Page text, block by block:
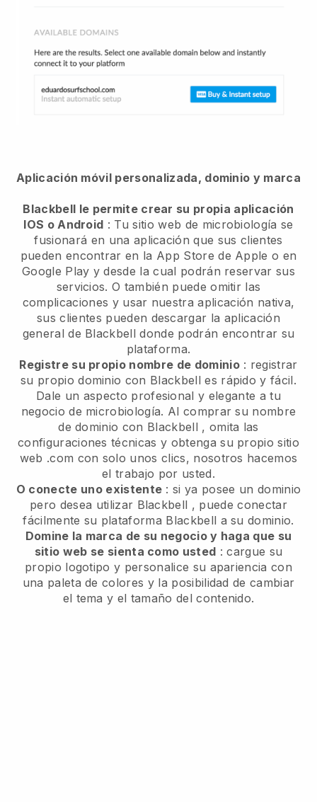
Aplicación móvil personalizada, dominio y marca
Blackbell le permite crear su propia aplicación
IOS o Android : Tu sitio web de microbiología se
fusionará en una aplicación que sus clientes
pueden encontrar en la App Store de Apple o en
Google Play y desde la cual podrán reservar sus
servicios. O también puede omitir las
complicaciones y usar nuestra aplicación nativa,
sus clientes pueden descargar la aplicación
general de Blackbell donde podrán encontrar su
plataforma.
Registre su propio nombre de dominio: registrar
su propio dominio con Blackbell es rápido y fácil.
Dale un aspecto profesional y elegante a tu
negocio de microbiología. Al comprar su nombre
de dominio con Blackbell , omita las
configuraciones técnicas y obtenga su propio sitio
web .com con solo unos clics, nosotros hacemos
el trabajo por usted.
O conecte uno existente : si ya posee un dominio
pero desea utilizar Blackbell , puede conectar
fácilmente su plataforma Blackbell a su dominio.
Domine la marca de su negocio y haga que su
sitio web se sienta como usted : cargue su
propio logotipo y personalice su apariencia con
una paleta de colores y la posibilidad de cambiar
el tema y el tamaño del contenido.